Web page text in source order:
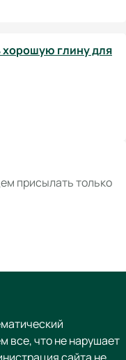
хорошую глину для
присылать только
все, что не нарушает
сайта не